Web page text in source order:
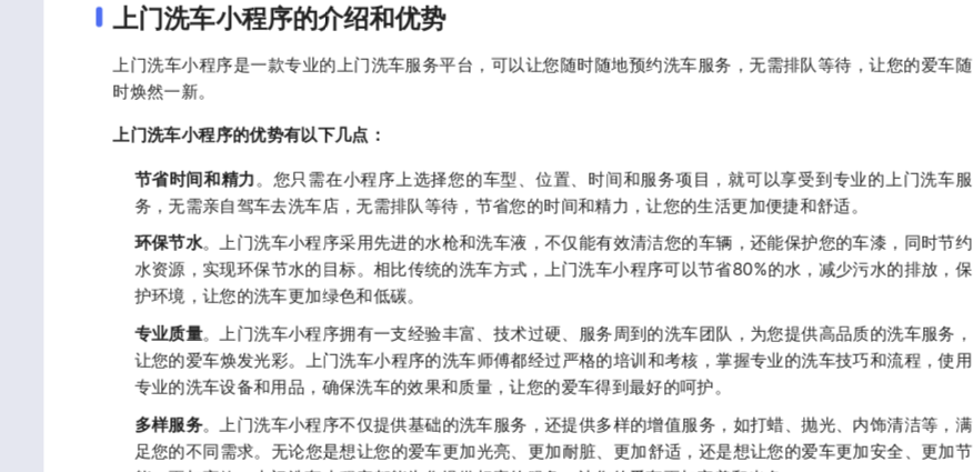
上门洗车小程序的介绍和优势
上门洗车小程序是一款专业的上门洗车服务平台，可以让您随时随地预约洗车服务，无需排队等待，让您的爱车随
时焕然一新。
上门洗车小程序的优势有以下几点：
节省时间和精力 。您只需在小程序上选择您的车型、位置、时间和服务项目，就可以享受到专业的上门洗车服
务，无需亲自驾车去洗车店，无需排队等待，节省您的时间和精力，让您的生活更加便捷和舒适。
环保节水。上门洗车小程序采用先进的水枪和洗车液，不仅能有效清洁您的车辆，还能保护您的车漆，同时节约
水资源，实现环保节水的目标。相比传统的洗车方式，上门洗车小程序可以节省80%的水，减少污水的排放，保
护环境，让您的洗车更加绿色和低碳。
专业质量。上门洗车小程序拥有一支经验丰富、技术过硬、服务周到的洗车团队，为您提供高品质的洗车服务，
让您的爱车焕发光彩。上门洗车小程序的洗车师傅都经过严格的培训和考核，掌握专业的洗车技巧和流程，使用
专业的洗车设备和用品，确保洗车的效果和质量，让您的爱车得到最好的呵护。
多样服务。上门洗车小程序不仅提供基础的洗车服务，还提供多样的增值服务，如打蜡、抛光、内饰清洁等，满
足您的不同需求。无论您是想让您的爱车更加光亮、更加耐脏、更加舒适，还是想让您的爱车更加安全、更加节